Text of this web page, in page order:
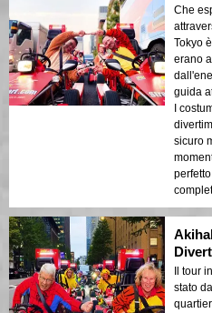
Che
Tokyo
erano
guida
I
sicuro
Il tour
stato